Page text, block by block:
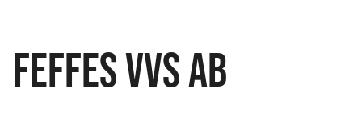
FEFFES VVS AB